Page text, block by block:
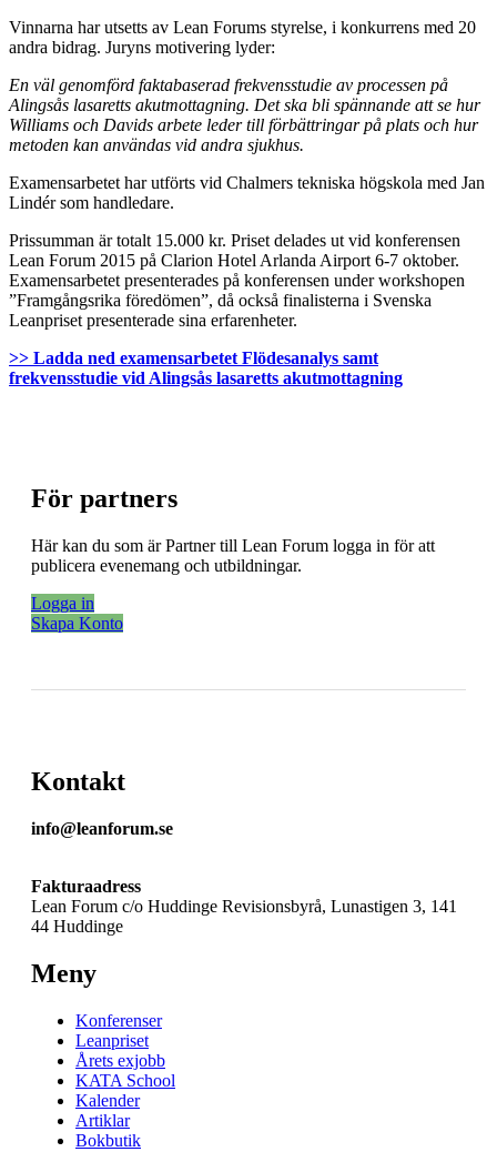
Vinnarna har utsetts av Lean Forums styrelse, i konkurrens med 20
andra bidrag. Juryns motivering lyder:
En väl genomförd faktabaserad frekvensstudie av processen på
Alingsås lasaretts akutmottagning. Det ska bli spännande att se hur
Williams och Davids arbete leder till förbättringar på plats och hur
metoden kan användas vid andra sjukhus.
Examensarbetet har utförts vid Chalmers tekniska högskola med Jan
Lindér som handledare.
Prissumman är totalt 15.000 kr. Priset delades ut vid konferensen
Lean Forum 2015 på Clarion Hotel Arlanda Airport 6-7 oktober.
Examensarbetet presenterades på konferensen under workshopen
”Framgångsrika föredömen”, då också finalisterna i Svenska
Leanpriset presenterade sina erfarenheter.
>> Ladda ned examensarbetet Flödesanalys samt
frekvensstudie vid Alingsås lasaretts akutmottagning
För partners
Här kan du som är Partner till Lean Forum logga in för att
publicera evenemang och utbildningar.
Logga in
Skapa Konto
Kontakt
info@leanforum.se
Fakturaadress
Lean Forum c/o Huddinge Revisionsbyrå, Lunastigen 3, 141
44 Huddinge
Meny
Konferenser
Leanpriset
Årets exjobb
KATA School
Kalender
Artiklar
Bokbutik